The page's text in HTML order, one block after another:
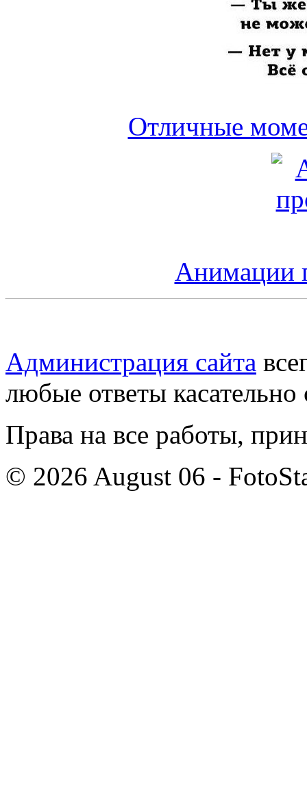
Отличные
Анимации
Администрация сайта
любые ответы касательно
Права на все работы,
© 2026 August 06 -